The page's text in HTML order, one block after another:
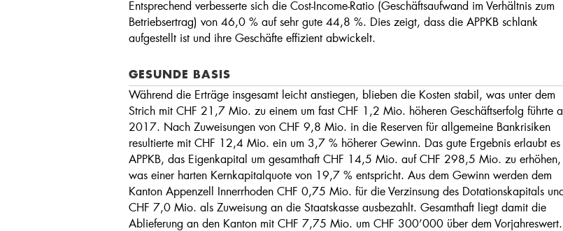
Entsprechend verbesserte sich die Cost-Income-Ratio (Geschäftsaufwand im Verhältnis zum
Betriebsertrag) von 46,0 % auf sehr gute 44,8 %. Dies zeigt, dass die APPKB schlank
aufgestellt ist und ihre Geschäfte effizient abwickelt.
GESUNDE BASIS
Während die Erträge insgesamt leicht anstiegen, blieben die Kosten stabil, was unter dem
Strich mit CHF 21,7 Mio. zu einem um fast CHF 1,2 Mio. höheren Geschäftserfolg führte
2017. Nach Zuweisungen von CHF 9,8 Mio. in die Reserven für allgemeine Bankrisiken
resultierte mit CHF 12,4 Mio. ein um 3,7 % höherer Gewinn. Das gute Ergebnis erlaubt
APPKB, das Eigenkapital um gesamthaft CHF 14,5 Mio. auf CHF 298,5 Mio. zu erhöhen,
was einer harten Kernkapitalquote von 19,7 % entspricht. Aus dem Gewinn werden dem
Kanton Appenzell Innerrhoden CHF 0,75 Mio. für die Verzinsung des Dotationskapitals
CHF 7,0 Mio. als Zuweisung an die Staatskasse ausbezahlt. Gesamthaft liegt damit die
Ablieferung an den Kanton mit CHF 7,75 Mio. um CHF 300’000 über dem Vorjahreswert.